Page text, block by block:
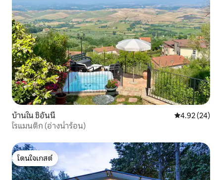
บ้านใน ชิอันนี คะแนนเฉลี่ย
4.92 (24)
โรแมนติก (อ่างน้ำร้อน)
โดนใจเกสต์
โดนใจเกสต์